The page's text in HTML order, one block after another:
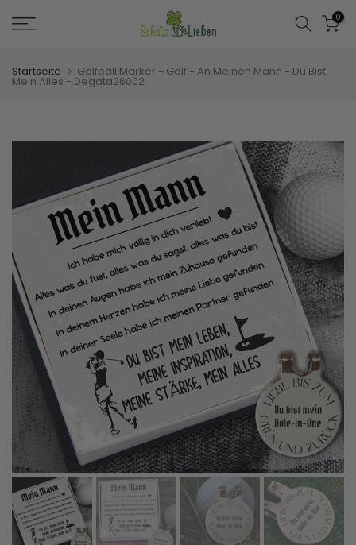
Zum
Inhalt
0
Startseite Golfball Marker - Golf - An Meinen Mann - Du Bist
Mein Alles - Degata26002